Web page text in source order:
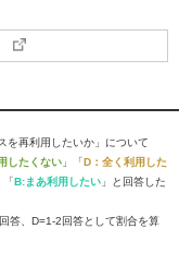
を再利用したいか」について
したくない 」「D：全く利用した
「B:まあ利用したい 」と回答した
答、D=1-2回答として割合を算